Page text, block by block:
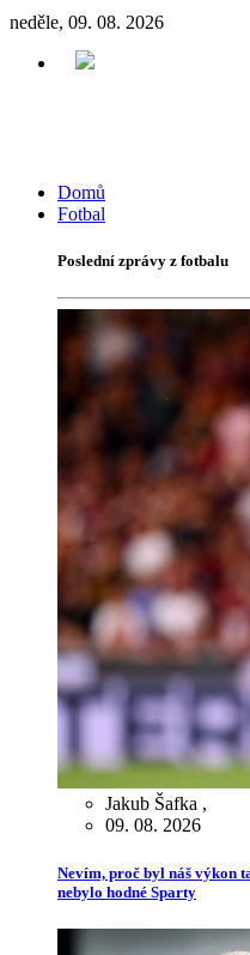
neděle, 09. 08. 2026
Domů
Fotbal
Poslední zprávy z fotbalu
Jakub Šafka ,
09. 08. 2026
Nevím, proč byl náš výkon
nebylo hodné Sparty